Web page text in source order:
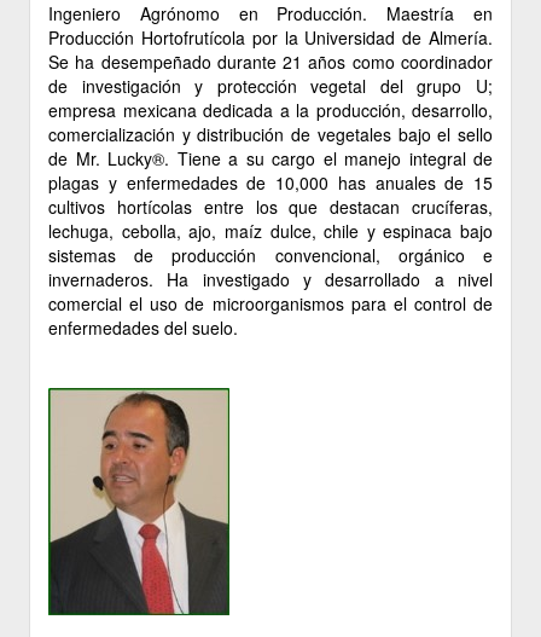
Ingeniero Agrónomo en Producción. Maestría en
Producción Hortofrutícola por la Universidad de Almería.
Se ha desempeñado durante 21 años como coordinador
de investigación y protección vegetal del grupo U;
empresa mexicana dedicada a la producción, desarrollo,
comercialización y distribución de vegetales bajo el sello
de Mr. Lucky®. Tiene a su cargo el manejo integral de
plagas y enfermedades de 10,000 has anuales de 15
cultivos hortícolas entre los que destacan crucíferas,
lechuga, cebolla, ajo, maíz dulce, chile y espinaca bajo
sistemas de producción convencional, orgánico e
invernaderos. Ha investigado y desarrollado a nivel
comercial el uso de microorganismos para el control de
enfermedades del suelo.